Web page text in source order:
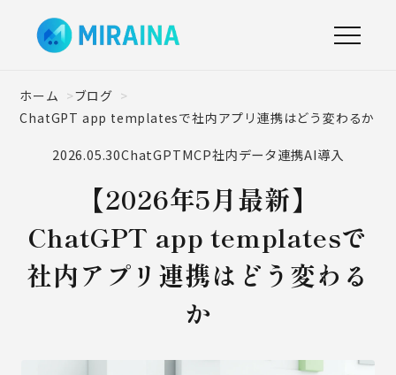
ホーム
ブログ
ChatGPT app templatesで社内アプリ連携はどう変わるか
2026.05.30ChatGPTMCP社内データ連携AI導入
【2026年5月最新】
ChatGPT app templatesで
社内アプリ連携はどう変わる
か